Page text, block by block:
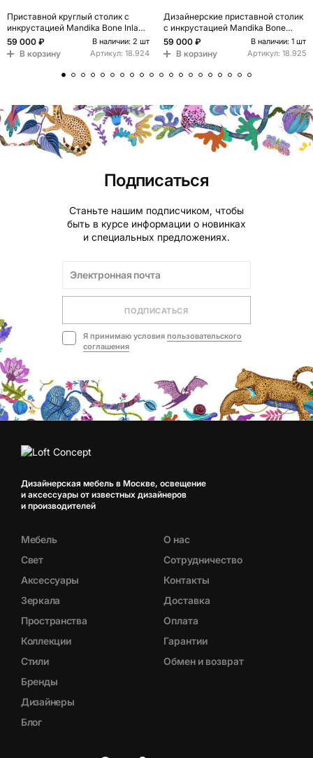
Приставной круглый столик с
инкрустацией Mandika Bone Inlay
Gray
59 000 ₽ В наличии: 2 шт
В корзину Артикул: 18.924
Дизайнерские приставной столик
с инкрустацией Mandika Bone
Inlay Stool
59 000 ₽ В наличии: 1 шт
В корзину Артикул: 18.925
Подписаться
Станьте нашим подписчиком, чтобы
быть в курсе информации о новинках
и специальных предложениях.
ПОДПИСАТЬСЯ
Я принимаю условия пользовательского
соглашения
Дизайнерская мебель в Москве, освещение
и аксессуары от известных дизайнеров
и производителей
Мебель
Свет
Аксессуары
Зеркала
Пространства
Коллекции
Стили
Бренды
Дизайнеры
Блог
О нас
Сотрудничество
Контакты
Доставка
Оплата
Гарантии
Обмен и возврат